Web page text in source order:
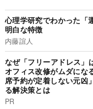
心理学研究でわかった「
明白な特徴
内藤誼人
なぜ「フリーアドレス」
オフィス改修がムダにな
席予約が定着しない元凶
る解決策とは
PR